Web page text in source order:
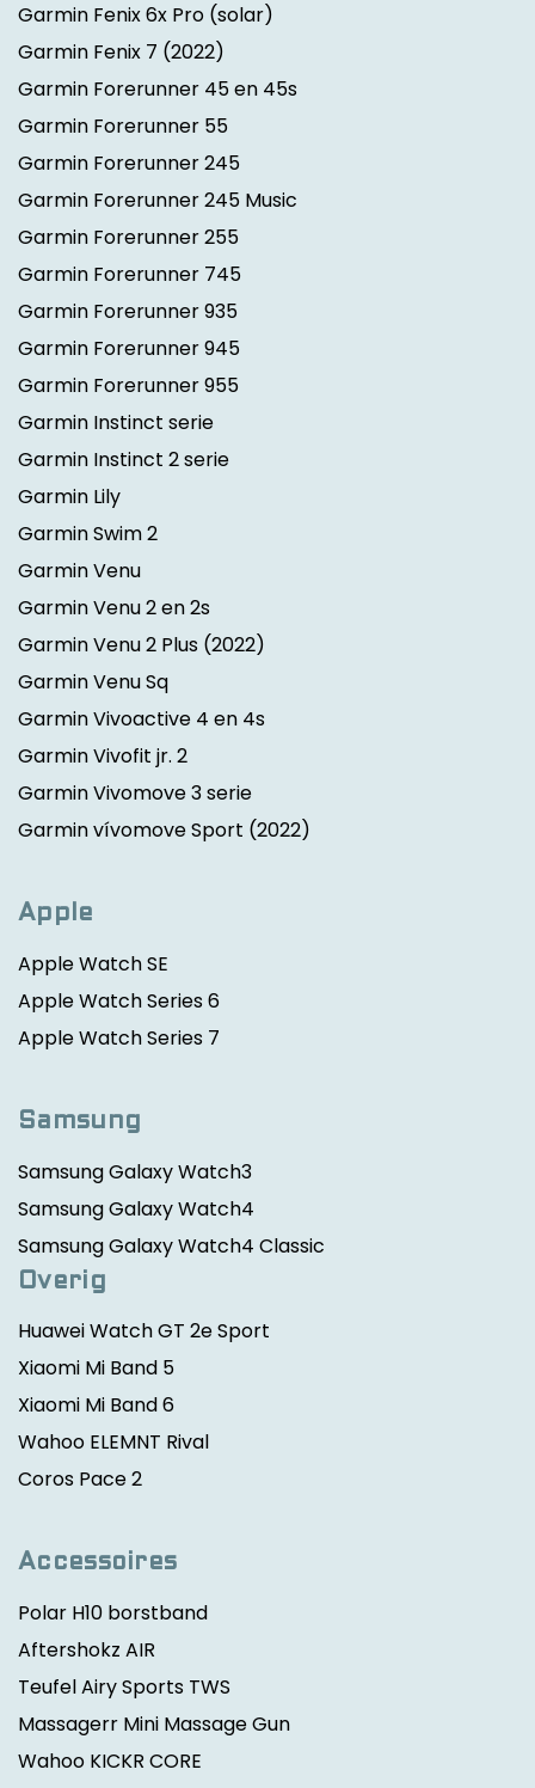
Garmin Fenix 6x Pro (solar)
Garmin Fenix 7 (2022)
Garmin Forerunner 45 en 45s
Garmin Forerunner 55
Garmin Forerunner 245
Garmin Forerunner 245 Music
Garmin Forerunner 255
Garmin Forerunner 745
Garmin Forerunner 935
Garmin Forerunner 945
Garmin Forerunner 955
Garmin Instinct serie
Garmin Instinct 2 serie
Garmin Lily
Garmin Swim 2
Garmin Venu
Garmin Venu 2 en 2s
Garmin Venu 2 Plus (2022)
Garmin Venu Sq
Garmin Vivoactive 4 en 4s
Garmin Vivofit jr. 2
Garmin Vivomove 3 serie
Garmin vívomove Sport (2022)
Apple
Apple Watch SE
Apple Watch Series 6
Apple Watch Series 7
Samsung
Samsung Galaxy Watch3
Samsung Galaxy Watch4
Samsung Galaxy Watch4 Classic
Overig
Huawei Watch GT 2e Sport
Xiaomi Mi Band 5
Xiaomi Mi Band 6
Wahoo ELEMNT Rival
Coros Pace 2
Accessoires
Polar H10 borstband
Aftershokz AIR
Teufel Airy Sports TWS
Massagerr Mini Massage Gun
Wahoo KICKR CORE